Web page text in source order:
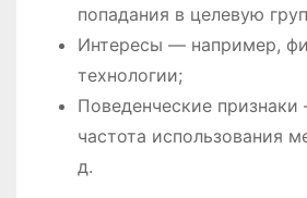
попадания в целевую
Интересы — например,
технологии;
Поведенческие
частота использования
д.